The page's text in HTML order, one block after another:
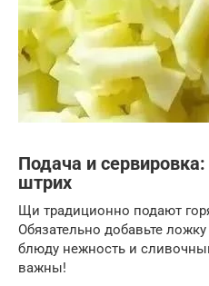
Подача и
штрих
Щи традиционно подают
Обязательно добавьте
блюду нежность и
важны!